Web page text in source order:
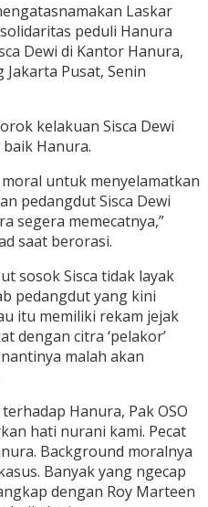
Laskar
peduli Hanura
Dewi di Kantor Hanura,
Pusat, Senin
kelakuan Sisca Dewi
Hanura.
untuk menyelamatkan
pedangdut Sisca Dewi
segera memecatnya,”
saat berorasi.
sosok Sisca tidak layak
pedangdut yang kini
itu memiliki rekam jejak
dengan citra ‘pelakor’
malah akan
Hanura, Pak OSO
hati nurani kami. Pecat
Background moralnya
Banyak yang ngecap
dengan Roy Marteen